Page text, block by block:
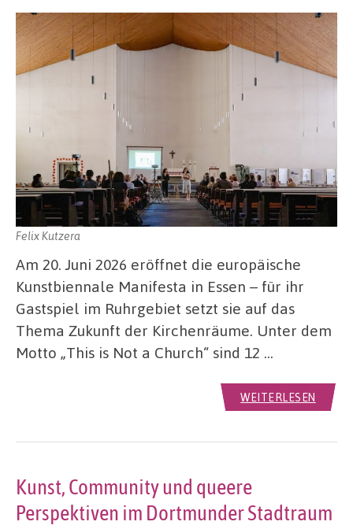
Felix Kutzera
Am 20. Juni 2026 eröffnet die europäische
Kunstbiennale Manifesta in Essen – für ihr
Gastspiel im Ruhrgebiet setzt sie auf das
Thema Zukunft der Kirchenräume. Unter dem
Motto „This is Not a Church“ sind 12 …
WEITERLESEN
Kunst, Community und queere
Perspektiven im Dortmunder Stadtraum